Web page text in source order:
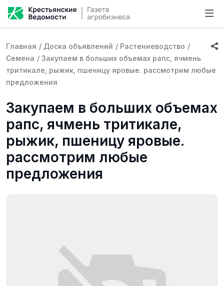
Главная / Доска объявлений / Растениеводство /
Семена / Закупаем в больших объемах рапс, ячмень
тритикале, рыжик, пшеницу яровые. рассмотрим любые
предложения
Закупаем в больших объемах
рапс, ячмень тритикале,
рыжик, пшеницу яровые.
рассмотрим любые
предложения